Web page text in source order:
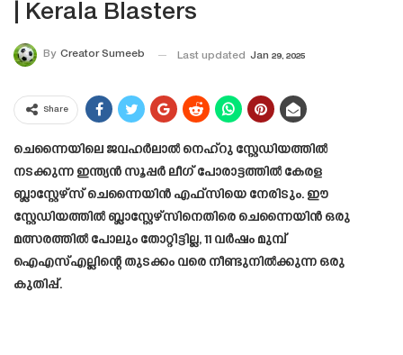
| Kerala Blasters
By Creator Sumeeb Last updated Jan 29, 2025
Share
ചെന്നൈയിലെ ജവഹർലാൽ നെഹ്‌റു സ്റ്റേഡിയത്തിൽ
നടക്കുന്ന ഇന്ത്യൻ സൂപ്പർ ലീഗ് പോരാട്ടത്തിൽ കേരള
ബ്ലാസ്റ്റേഴ്‌സ് ചെന്നൈയിൻ എഫ്‌സിയെ നേരിടും. ഈ
സ്റ്റേഡിയത്തിൽ ബ്ലാസ്റ്റേഴ്‌സിനെതിരെ ചെന്നൈയിൻ ഒരു
മത്സരത്തിൽ പോലും തോറ്റിട്ടില്ല, 11 വർഷം മുമ്പ്
ഐ‌എസ്‌എല്ലിന്റെ തുടക്കം വരെ നീണ്ടുനിൽക്കുന്ന ഒരു
കുതിപ്പ്.